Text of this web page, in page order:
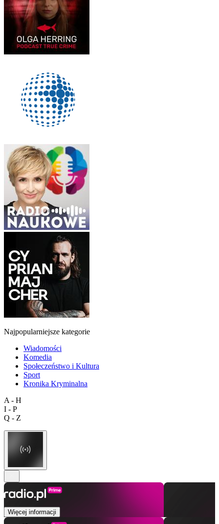
Najpopularniejsze kategorie
Wiadomości
Komedia
Społeczeństwo i Kultura
Sport
Kronika Kryminalna
A - H
I - P
Q - Z
Więcej informacji